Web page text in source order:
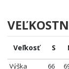
Veľkosť S
Výška 66